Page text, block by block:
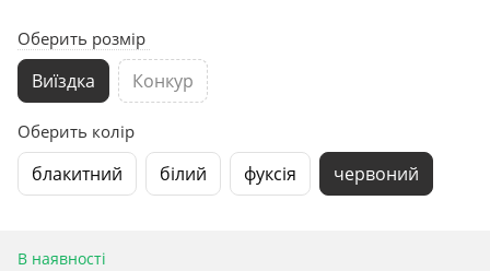
Оберить розмір
Виїздка Конкур
Оберить колір
блакитний білий фуксія червоний
В наявності